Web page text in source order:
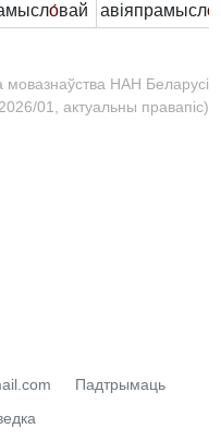
о́вай авіяпрамысло́
мовазнаўства НАН Беларусі
01, актуальны правапіс)
Падтрымаць